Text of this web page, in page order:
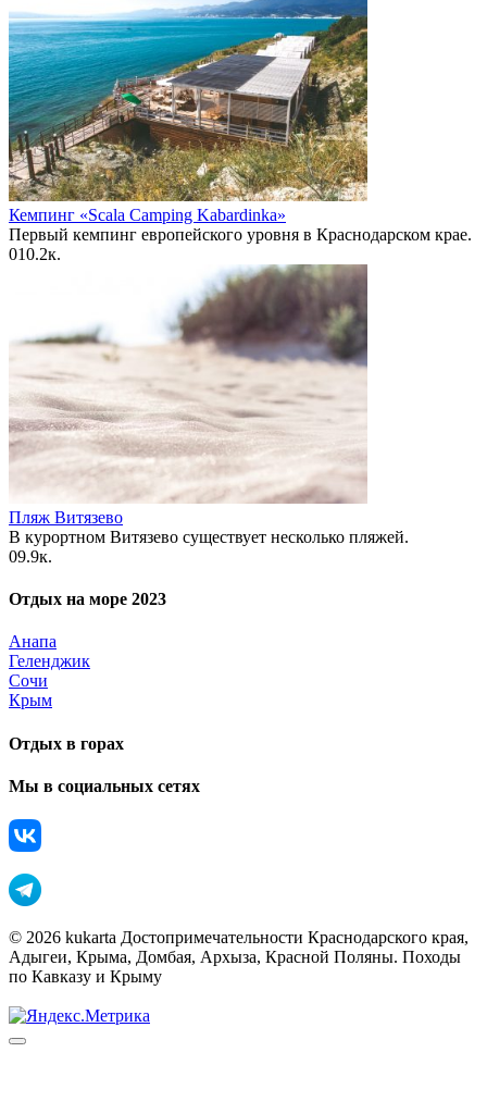
Кемпинг «Scala Camping Kabardinka»
Первый кемпинг европейского уровня в Краснодарском крае.
010.2к.
Пляж Витязево
В курортном Витязево существует несколько пляжей.
09.9к.
Отдых на море 2023
Анапа
Геленджик
Сочи
Крым
Отдых в горах
Мы в социальных сетях
© 2026 kukarta Достопримечательности Краснодарского края,
Адыгеи, Крыма, Домбая, Архыза, Красной Поляны. Походы
по Кавказу и Крыму